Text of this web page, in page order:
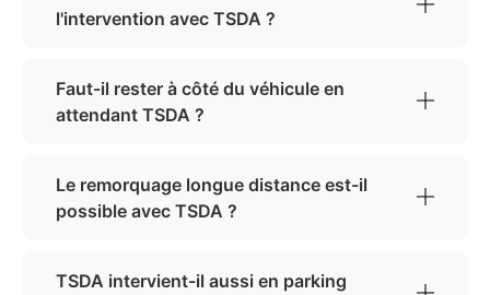
l'intervention avec TSDA ?
Faut-il rester à côté du véhicule en
attendant TSDA ?
Le remorquage longue distance est-il
possible avec TSDA ?
TSDA intervient-il aussi en parking